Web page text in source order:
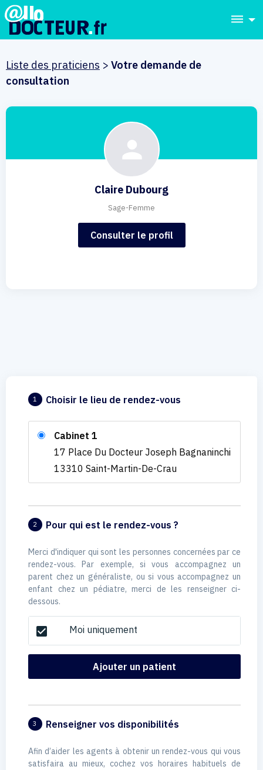
dehaze
Liste des praticiens > Votre demande de
consultation
Claire Dubourg
Sage-Femme
Consulter le profil
1 Choisir le lieu de rendez-vous
Cabinet 1
17 Place Du Docteur Joseph Bagnaninchi
13310 Saint-Martin-De-Crau
2 Pour qui est le rendez-vous ?
Merci d'indiquer qui sont les personnes concernées par ce
rendez-vous. Par exemple, si vous accompagnez un
parent chez un généraliste, ou si vous accompagnez un
enfant chez un pédiatre, merci de les renseigner ci-
dessous.
check_box Moi uniquement
Ajouter un patient
3 Renseigner vos disponibilités
Afin d’aider les agents à obtenir un rendez-vous qui vous
satisfaira au mieux, cochez vos horaires habituels de